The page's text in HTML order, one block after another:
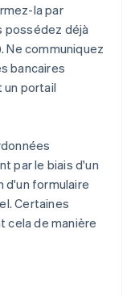
la par
possédez déjà
Ne communiquez
bancaires
un portail
par le biais d'un
formulaire
Certaines
cela de manière